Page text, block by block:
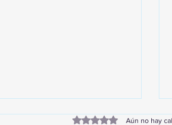
Obtuvo 0 de 5 estrellas.
Aún no hay